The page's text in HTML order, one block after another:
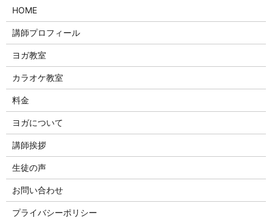
HOME
講師プロフィール
ヨガ教室
カラオケ教室
料金
ヨガについて
講師挨拶
生徒の声
お問い合わせ
プライバシーポリシー